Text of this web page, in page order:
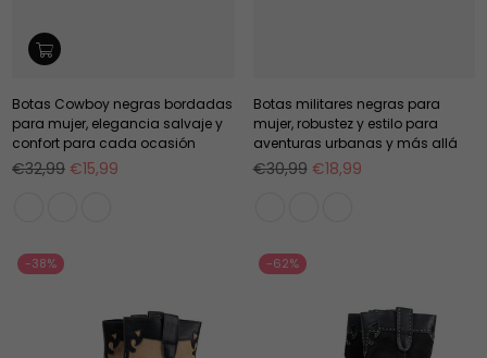
Botas Cowboy negras bordadas
para mujer, elegancia salvaje y
confort para cada ocasión
Precio
€32,99 €15,99
Botas militares negras para
mujer, robustez y estilo para
aventuras urbanas y más allá
Precio
€30,99 €18,99
-38% -62%